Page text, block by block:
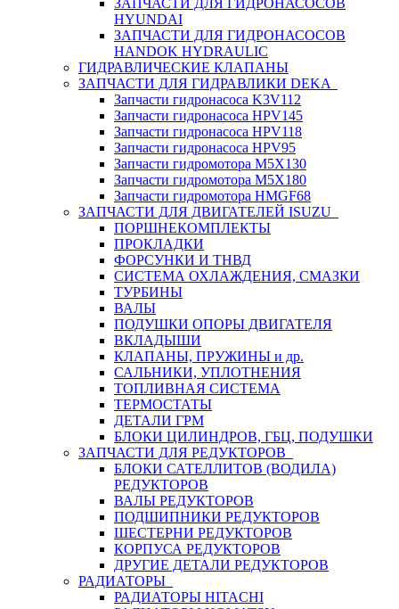
ЗАПЧАСТИ ДЛЯ ГИДРОНАСОСОВ
HYUNDAI
ЗАПЧАСТИ ДЛЯ ГИДРОНАСОСОВ
HANDOK HYDRAULIC
ГИДРАВЛИЧЕСКИЕ КЛАПАНЫ
ЗАПЧАСТИ ДЛЯ ГИДРАВЛИКИ DEKA
Запчасти гидронасоса K3V112
Запчасти гидронасоса HPV145
Запчасти гидронасоса HPV118
Запчасти гидронасоса HPV95
Запчасти гидромотора M5X130
Запчасти гидромотора M5X180
Запчасти гидромотора HMGF68
ЗАПЧАСТИ ДЛЯ ДВИГАТЕЛЕЙ ISUZU
ПОРШНЕКОМПЛЕКТЫ
ПРОКЛАДКИ
ФОРСУНКИ И ТНВД
СИСТЕМА ОХЛАЖДЕНИЯ, СМАЗКИ
ТУРБИНЫ
ВАЛЫ
ПОДУШКИ ОПОРЫ ДВИГАТЕЛЯ
ВКЛАДЫШИ
КЛАПАНЫ, ПРУЖИНЫ и др.
САЛЬНИКИ, УПЛОТНЕНИЯ
ТОПЛИВНАЯ СИСТЕМА
ТЕРМОСТАТЫ
ДЕТАЛИ ГРМ
БЛОКИ ЦИЛИНДРОВ, ГБЦ, ПОДУШКИ
ЗАПЧАСТИ ДЛЯ РЕДУКТОРОВ
БЛОКИ САТЕЛЛИТОВ (ВОДИЛА)
РЕДУКТОРОВ
ВАЛЫ РЕДУКТОРОВ
ПОДШИПНИКИ РЕДУКТОРОВ
ШЕСТЕРНИ РЕДУКТОРОВ
КОРПУСА РЕДУКТОРОВ
ДРУГИЕ ДЕТАЛИ РЕДУКТОРОВ
РАДИАТОРЫ
РАДИАТОРЫ HITACHI